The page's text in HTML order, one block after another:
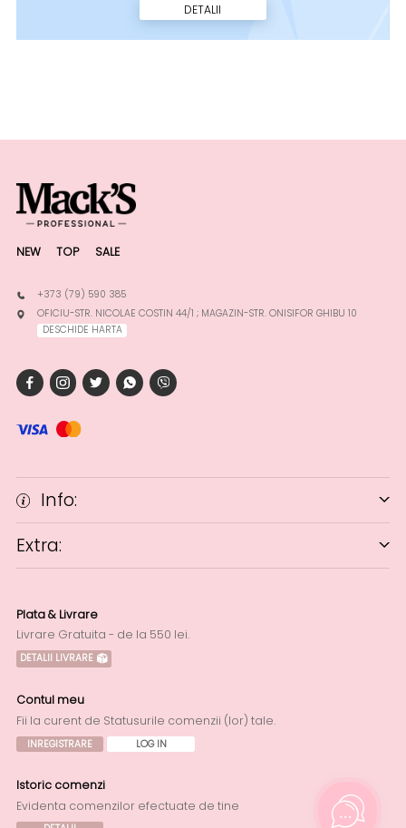
DETALII
NEW TOP SALE
+373 (79) 590 385
OFICIU-STR. NICOLAE COSTIN 44/1 ; MAGAZIN-STR. ONISIFOR GHIBU 10
DESCHIDE HARTA
Info:
Extra:
Plata & Livrare
Livrare Gratuita - de la 550 lei.
DETALII LIVRARE
Contul meu
Fii la curent de Statusurile comenzii (lor) tale.
INREGISTRARE LOG IN
Istoric comenzi
Evidenta comenzilor efectuate de tine